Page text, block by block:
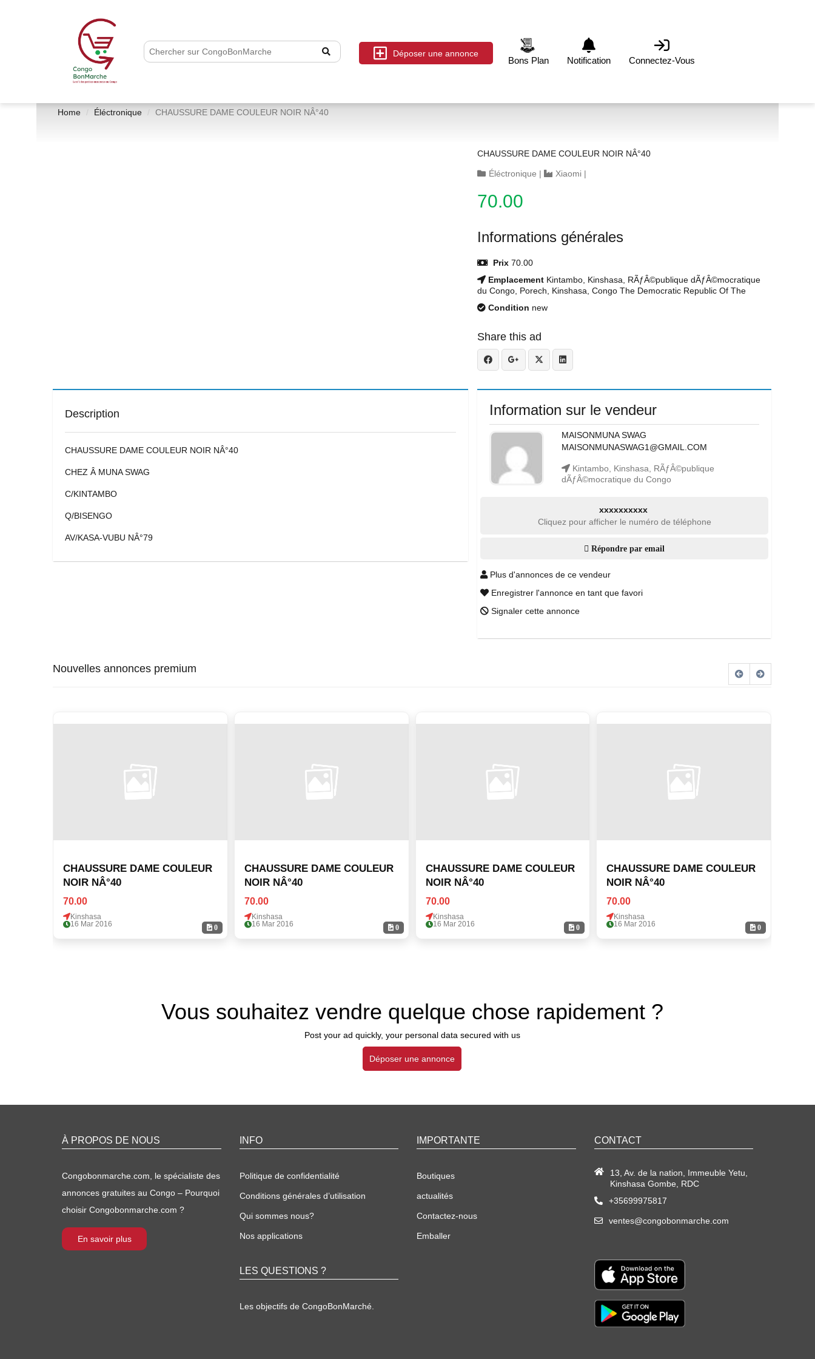
Déposer une annonce
Bons Plan Notification Connectez-Vous
Home Éléctronique CHAUSSURE DAME COULEUR NOIR NÂ°40
CHAUSSURE DAME COULEUR NOIR NÂ°40
Éléctronique | Xiaomi |
70.00
Informations générales
Prix 70.00
Emplacement Kintambo, Kinshasa, RÃƒÂ©publique dÃƒÂ©mocratique
du Congo, Porech, Kinshasa, Congo The Democratic Republic Of The
Condition new
Share this ad
Description
CHAUSSURE DAME COULEUR NOIR NÂ°40
CHEZ Â MUNA SWAG
C/KINTAMBO
Q/BISENGO
AV/KASA-VUBU NÂ°79
Information sur le vendeur
MAISONMUNA SWAG
MAISONMUNASWAG1@GMAIL.COM
Kintambo, Kinshasa, RÃƒÂ©publique
dÃƒÂ©mocratique du Congo
xxxxxxxxxx
Cliquez pour afficher le numéro de téléphone
Répondre par email
Plus d'annonces de ce vendeur
Enregistrer l'annonce en tant que favori
Signaler cette annonce
Nouvelles annonces premium
0
CHAUSSURE DAME COULEUR
NOIR NÂ°40
70.00
Kinshasa
16 Mar 2016
0
CHAUSSURE DAME COULEUR
NOIR NÂ°40
70.00
Kinshasa
16 Mar 2016
0
CHAUSSURE DAME COULEUR
NOIR NÂ°40
70.00
Kinshasa
16 Mar 2016
0
CHAUSSURE DAME COULEUR
NOIR NÂ°40
70.00
Kinshasa
16 Mar 2016
Vous souhaitez vendre quelque chose rapidement ?
Post your ad quickly, your personal data secured with us
Déposer une annonce
À PROPOS DE NOUS
Congobonmarche.com, le spécialiste des
annonces gratuites au Congo – Pourquoi
choisir Congobonmarche.com ?
En savoir plus
INFO
Politique de confidentialité
Conditions générales d’utilisation
Qui sommes nous?
Nos applications
LES QUESTIONS ?
Les objectifs de CongoBonMarché.
IMPORTANTE
Boutiques
actualités
Contactez-nous
Emballer
CONTACT
13, Av. de la nation, Immeuble Yetu,
Kinshasa Gombe, RDC
+35699975817
ventes@congobonmarche.com